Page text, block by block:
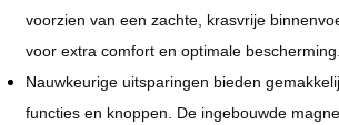
voorzien van een zachte, krasvrije
voor extra comfort en optimale bescherming.
Nauwkeurige uitsparingen bieden
functies en knoppen. De ingebouwde